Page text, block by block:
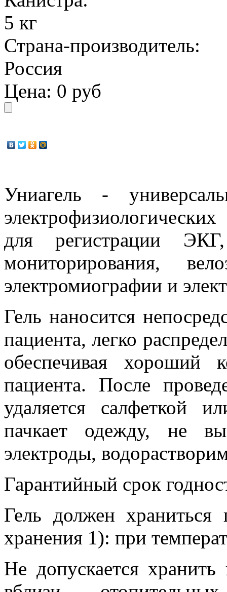
5 кг
Страна-производитель:
Россия
Цена: 0 руб
Униагель -
для регистрации
мониторирования,
электромиографии и
Гель наносится
пациента, легко
обеспечивая хороший
пациента. После
удаляется салфеткой
пачкает одежду, не
электроды,
Гарантийный срок
Гель должен
хранения 1): при
Не допускается